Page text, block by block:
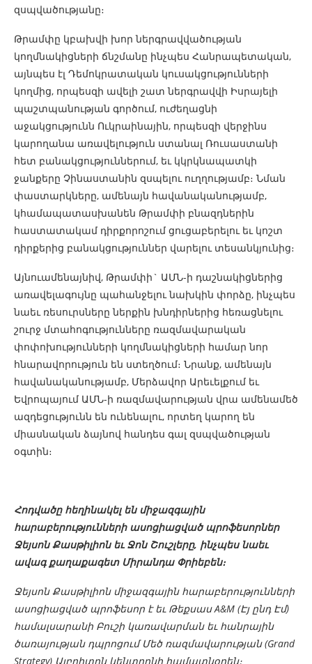
զսպվածությանը։
Թրամփը կբախվի խոր ներգրավվածության
կողմնակիցների ճնշմանը ինչպես Հանրապետական,
այնպես էլ Դեմոկրատական կուսակցությունների
կողմից, որպեսզի ավելի շատ ներգրավվի Իսրայելի
պաշտպանության գործում, ուժեղացնի
աջակցությունն Ուկրաինային, որպեսզի վերջինս
կարողանա առավելություն ստանալ Ռուսաստանի
հետ բանակցություններում, եւ կկրկնապատկի
ջանքերը Չինաստանին զսպելու ուղղությամբ։ Նման
փաստարկները, ամենայն հավանականությամբ,
կհամապատասխանեն Թրամփի բնազդներին
հաստատակամ դիրքորոշում ցուցաբերելու եւ կոշտ
դիրքերից բանակցություններ վարելու տեսանկյունից։
Այնուամենայնիվ, Թրամփի` ԱՄՆ-ի դաշնակիցներից
առավելագույնը պահանջելու նախկին փորձը, ինչպես
նաեւ ռեսուրսները ներքին խնդիրներից հեռացնելու
շուրջ մտահոգությունները ռազմավարական
փոփոխությունների կողմնակիցների համար նոր
հնարավորություն են ստեղծում։ Նրանք, ամենայն
հավանականությամբ, Մերձավոր Արեւելքում եւ
Եվրոպայում ԱՄՆ-ի ռազմավարության վրա ամենամեծ
ազդեցությունն են ունենալու, որտեղ կարող են
միասնական ձայնով հանդես գալ զսպվածության
օգտին։
Հոդվածը հեղինակել են միջազգային
հարաբերությունների ասոցիացված պրոֆեսորներ
Ջեյսոն Քասթիլիոն եւ Ջոն Շուշլերը, ինչպես նաեւ
ավագ քաղաքագետ Միրանդա Փրիեբեն։
Ջեյսոն Քասթիլիոն միջազգային հարաբերությունների
ասոցիացված պրոֆեսոր է եւ Թեքսաս A&M (Էյ ընդ Էմ)
համալսարանի Բուշի կառավարման եւ հանրային
ծառայության դպրոցում Մեծ ռազմավարության (Grand
Strategy) Ալբրիտոն կենտրոնի համատնօրեն։